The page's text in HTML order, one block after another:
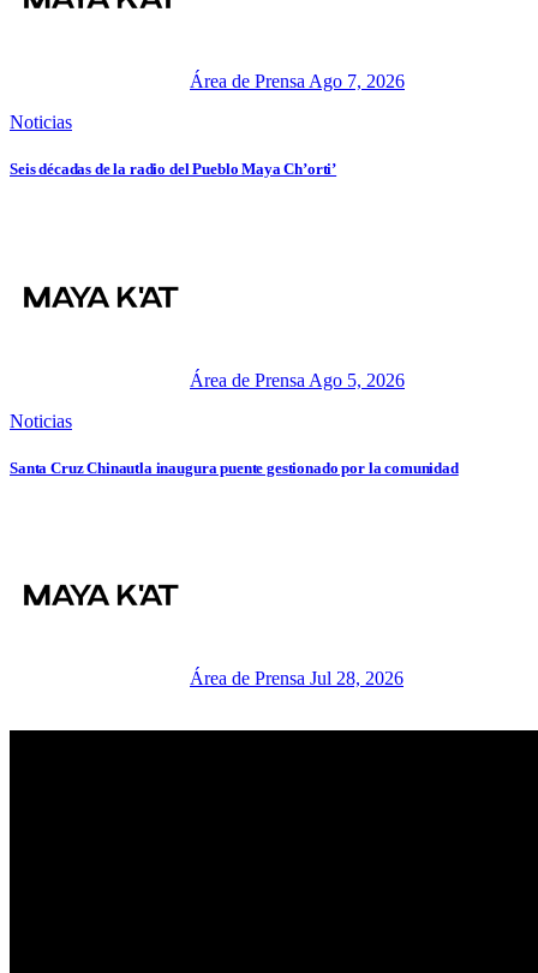
Área de Prensa Ago 7, 2026
Noticias
Seis décadas de la radio del Pueblo Maya Ch’orti’
Área de Prensa Ago 5, 2026
Noticias
Santa Cruz Chinautla inaugura puente gestionado por la comunidad
Área de Prensa Jul 28, 2026